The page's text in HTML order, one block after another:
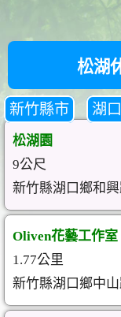
松湖
新竹縣市 湖
松湖園
9公尺
新竹縣湖口鄉和
Oliven花藝工作室
1.77公里
新竹縣湖口鄉中